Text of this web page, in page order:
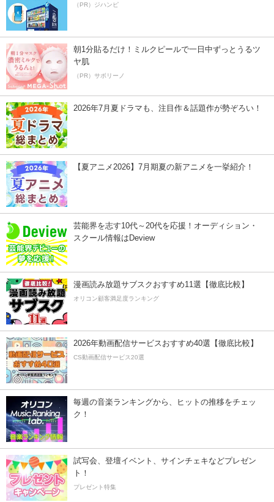
（PR）ジハンピ
朝1分貼るだけ！ミルクピールで一日中ずっとうるツ
ヤ肌
（PR）サボリーノ
2026年7月夏ドラマも、注目作＆話題作が勢ぞろい！
【夏アニメ2026】7月期夏の新アニメを一挙紹介！
芸能界を志す10代～20代を応援！オーディション・
スクール情報はDeview
漫画読み放題サブスクおすすめ11選【徹底比較】
オリコン顧客満足度ランキング
2026年動画配信サービスおすすめ40選【徹底比較】
CS動画配信サービス20選
毎週の音楽ランキングから、ヒットの推移をチェッ
ク！
試写会、登壇イベント、サインチェキなどプレゼン
ト！
プレゼント特集